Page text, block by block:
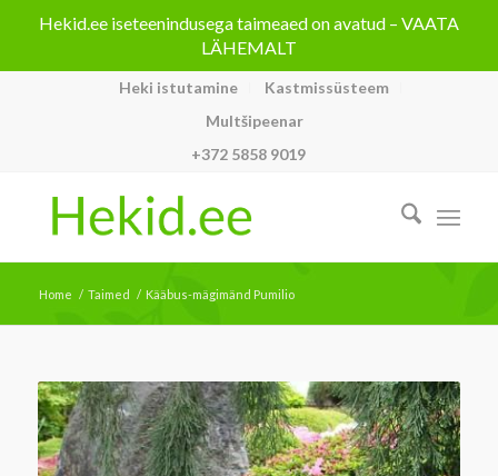
Hekid.ee iseteenindusega taimeaed on avatud – VAATA
LÄHEMALT
Heki istutamine
Kastmissüsteem
Multšipeenar
+372 5858 9019
Home / Taimed / Kääbus-mägimänd Pumilio